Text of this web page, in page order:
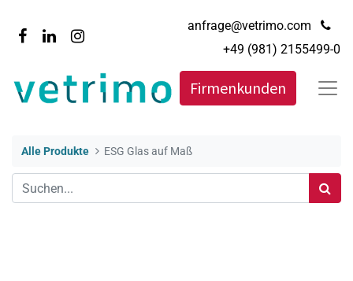
anfrage@vetrimo.com
+49 (981) 2155499-0
Firmenkunden
Alle Produkte ESG Glas auf Maß